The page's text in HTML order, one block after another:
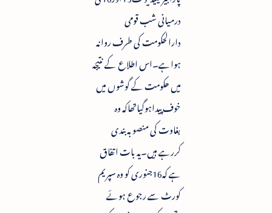
درمیانی شب قومی
دارالحکومت کی طرف روانہ
ہواہے۔اس اطلاع کے نتیجہ
میں حکومت کے گوشوں میں
خوف پیداہوگیاتھاکہ وہ
بغاوت کی منصوبہ بندی
کررہے ہیں۔یہ بات اتفاق
ہے کہ16جنوری کو وہ سپریم
کورٹ سے رجوع ہوئے